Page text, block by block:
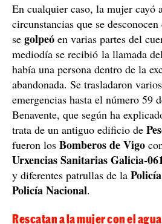
En cualquier caso, la mujer cayó
circunstancias que se
se golpeó en varias partes del
mediodía se recibió la llamada
había una persona dentro de la
abandonada. Se trasladaron
emergencias hasta el número 59
Benavente, que según ha
trata de un antiguo edificio de
fueron los Bomberos de Vigo
Urxencias Sanitarias Galicia-
y diferentes patrullas de la
Policía Nacional.
Rescatan a la mujer con el